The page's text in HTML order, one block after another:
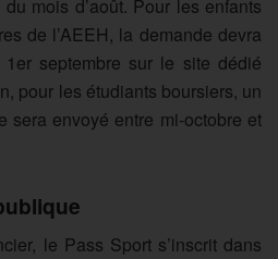
mois d’août. Pour les enfants
de l’AEEH, la demande devra
septembre sur le site dédié
pour les étudiants boursiers, un
sera envoyé entre mi-octobre et
le Pass Sport s’inscrit dans